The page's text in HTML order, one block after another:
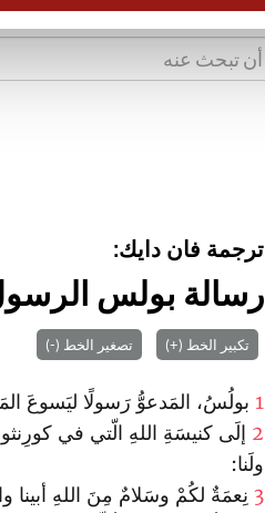
ترجمة فان دايك:
رسالة بولس
تكبير الخط (+) تصغير الخط (-)
1 بولُسُ، المَدعوُّ رَسولًا ليَسوعَ
2 إلَى كنيسَةِ اللهِ الّتي في
ولَنا:
3 نِعمَةٌ لكُمْ وسَلامٌ مِنَ اللهِ